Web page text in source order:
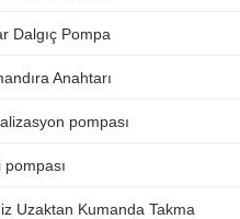
Dalgıç Pompa
Anahtarı
pompası
pompası
Uzaktan Kumanda Takma